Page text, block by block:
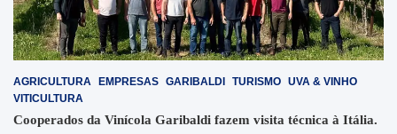
AGRICULTURA EMPRESAS GARIBALDI TURISMO UVA & VINHO
VITICULTURA
Cooperados da Vinícola Garibaldi fazem visita técnica à Itália.